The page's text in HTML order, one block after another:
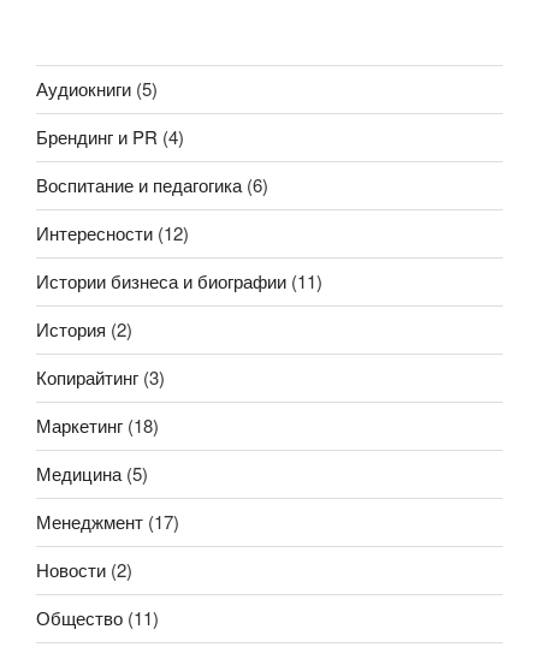
Аудиокниги (5)
Брендинг и PR (4)
Воспитание и педагогика (6)
Интересности (12)
Истории бизнеса и биографии (11)
История (2)
Копирайтинг (3)
Маркетинг (18)
Медицина (5)
Менеджмент (17)
Новости (2)
Общество (11)